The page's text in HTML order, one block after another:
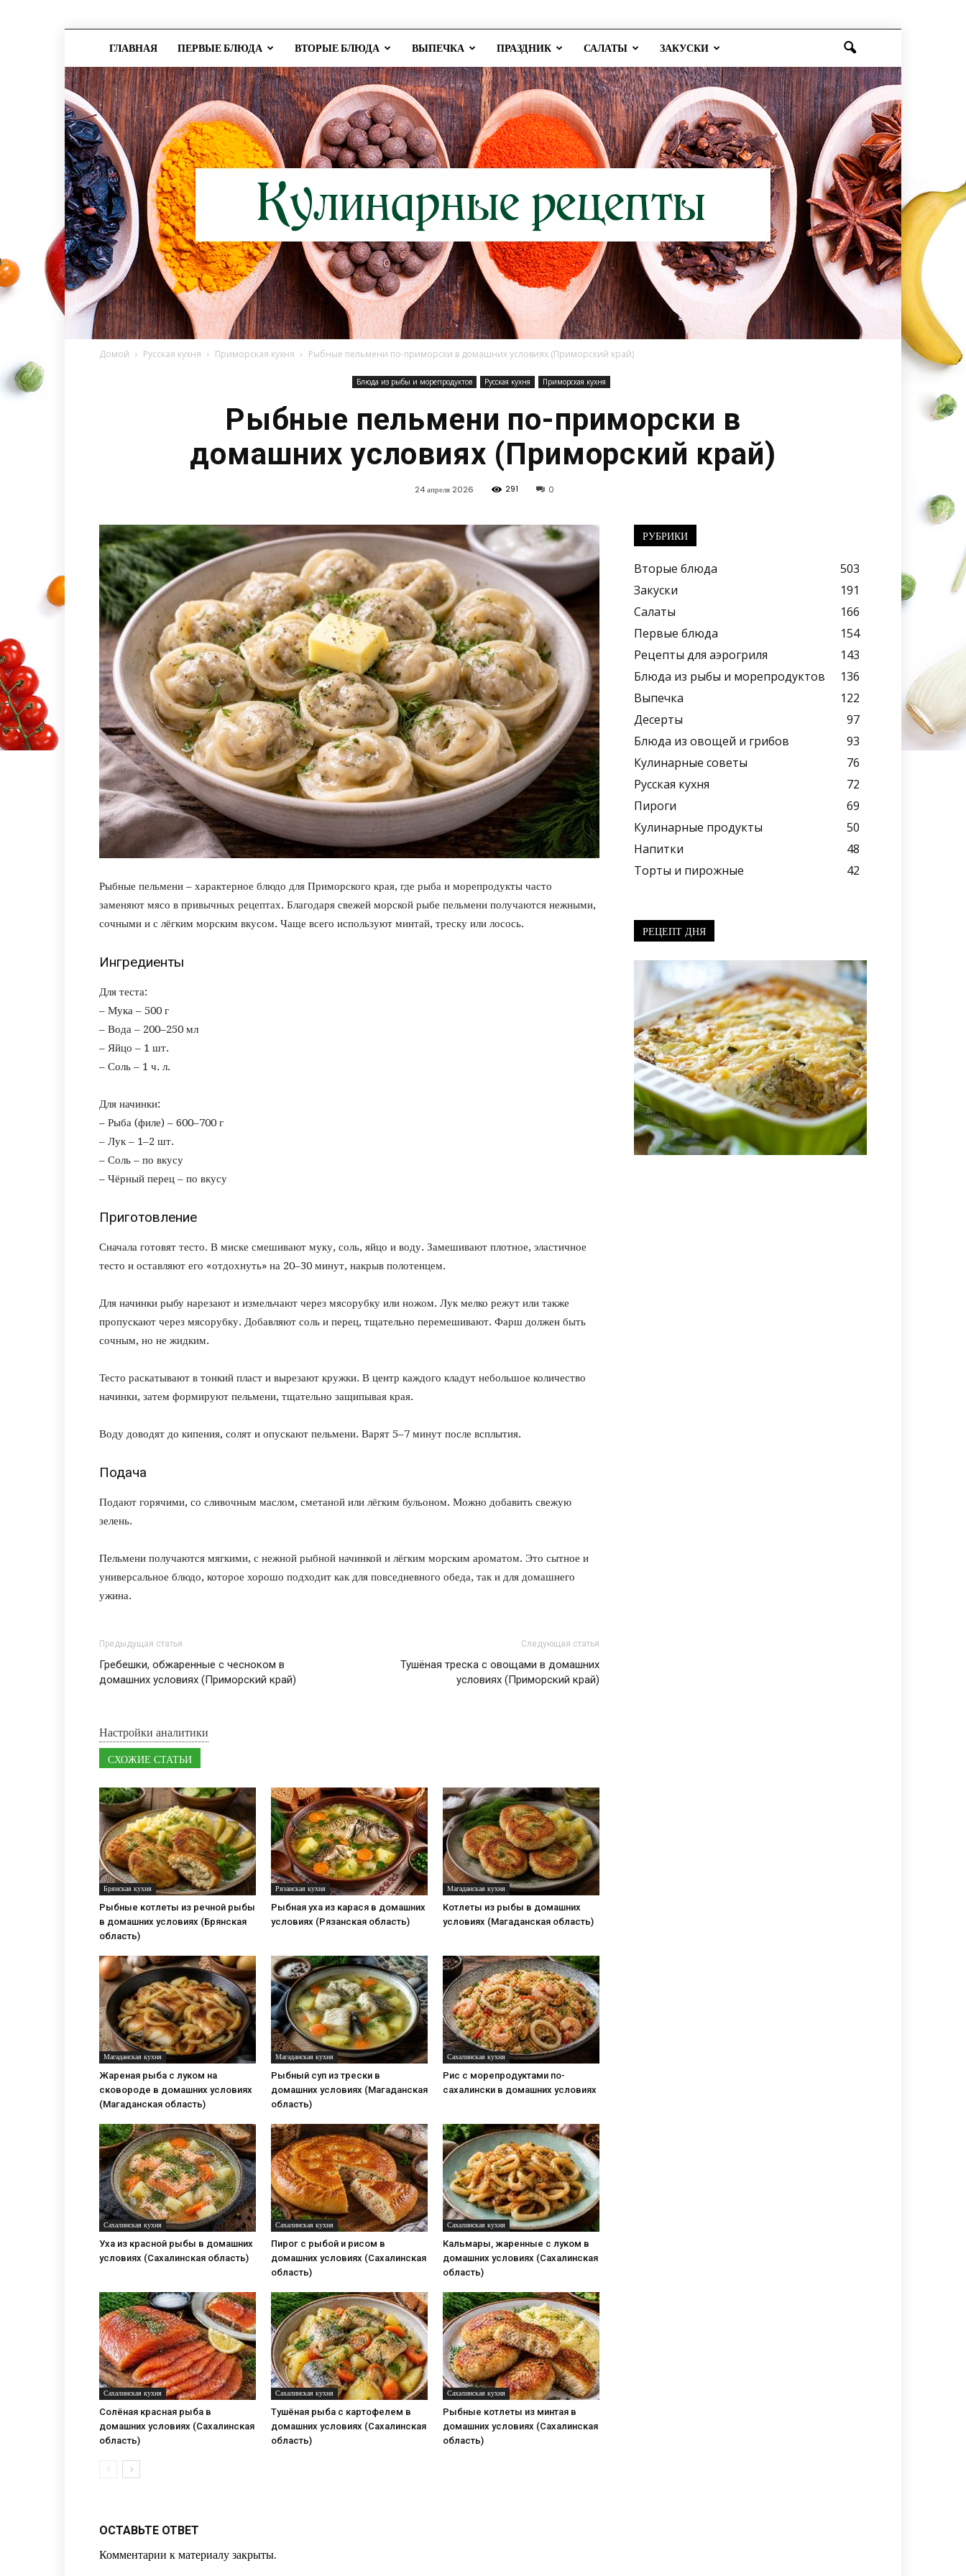
ГЛАВНАЯ ПЕРВЫЕ БЛЮДА ВТОРЫЕ БЛЮДА ВЫПЕЧКА ПРАЗДНИК САЛАТЫ ЗАКУСКИ
вкусные
блюда
+
Домой Русская кухня Приморская кухня Рыбные пельмени по-приморски в домашних условиях (Приморский край)
Блюда из рыбы и морепродуктов Русская кухня Приморская кухня
Рыбные пельмени по-приморски в
домашних условиях (Приморский край)
24 апреля 2026 291 0
Рыбные пельмени – характерное блюдо для Приморского края, где рыба и морепродукты часто
заменяют мясо в привычных рецептах. Благодаря свежей морской рыбе пельмени получаются нежными,
сочными и с лёгким морским вкусом. Чаще всего используют минтай, треску или лосось.
Ингредиенты
Для теста:
– Мука – 500 г
– Вода – 200–250 мл
– Яйцо – 1 шт.
– Соль – 1 ч. л.
Для начинки:
– Рыба (филе) – 600–700 г
– Лук – 1–2 шт.
– Соль – по вкусу
– Чёрный перец – по вкусу
Приготовление
Сначала готовят тесто. В миске смешивают муку, соль, яйцо и воду. Замешивают плотное, эластичное
тесто и оставляют его «отдохнуть» на 20–30 минут, накрыв полотенцем.
Для начинки рыбу нарезают и измельчают через мясорубку или ножом. Лук мелко режут или также
пропускают через мясорубку. Добавляют соль и перец, тщательно перемешивают. Фарш должен быть
сочным, но не жидким.
Тесто раскатывают в тонкий пласт и вырезают кружки. В центр каждого кладут небольшое количество
начинки, затем формируют пельмени, тщательно защипывая края.
Воду доводят до кипения, солят и опускают пельмени. Варят 5–7 минут после всплытия.
Подача
Подают горячими, со сливочным маслом, сметаной или лёгким бульоном. Можно добавить свежую
зелень.
Пельмени получаются мягкими, с нежной рыбной начинкой и лёгким морским ароматом. Это сытное и
универсальное блюдо, которое хорошо подходит как для повседневного обеда, так и для домашнего
ужина.
Предыдущая статья
Гребешки, обжаренные с чесноком в
домашних условиях (Приморский край)
Следующая статья
Тушёная треска с овощами в домашних
условиях (Приморский край)
Настройки аналитики
СХОЖИЕ СТАТЬИ
Брянская кухня
Рыбные котлеты из речной рыбы
в домашних условиях (Брянская
область)
Рязанская кухня
Рыбная уха из карася в домашних
условиях (Рязанская область)
Магаданская кухня
Котлеты из рыбы в домашних
условиях (Магаданская область)
Магаданская кухня
Жареная рыба с луком на
сковороде в домашних условиях
(Магаданская область)
Магаданская кухня
Рыбный суп из трески в
домашних условиях (Магаданская
область)
Сахалинская кухня
Рис с морепродуктами по-
сахалински в домашних условиях
Сахалинская кухня
Уха из красной рыбы в домашних
условиях (Сахалинская область)
Сахалинская кухня
Пирог с рыбой и рисом в
домашних условиях (Сахалинская
область)
Сахалинская кухня
Кальмары, жаренные с луком в
домашних условиях (Сахалинская
область)
Сахалинская кухня
Солёная красная рыба в
домашних условиях (Сахалинская
область)
Сахалинская кухня
Тушёная рыба с картофелем в
домашних условиях (Сахалинская
область)
Сахалинская кухня
Рыбные котлеты из минтая в
домашних условиях (Сахалинская
область)
ОСТАВЬТЕ ОТВЕТ
Комментарии к материалу закрыты.
РУБРИКИ
Вторые блюда
503
Закуски
191
Салаты
166
Первые блюда
154
Рецепты для аэрогриля
143
Блюда из рыбы и морепродуктов
136
Выпечка
122
Десерты
97
Блюда из овощей и грибов
93
Кулинарные советы
76
Русская кухня
72
Пироги
69
Кулинарные продукты
50
Напитки
48
Торты и пирожные
42
РЕЦЕПТ ДНЯ